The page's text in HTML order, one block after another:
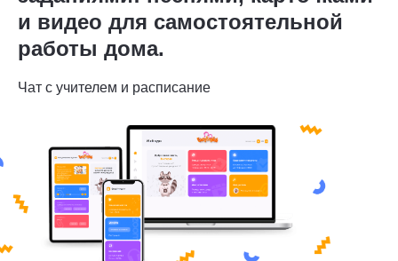
и видео для самостоятельной
работы дома.
Чат с учителем и расписание